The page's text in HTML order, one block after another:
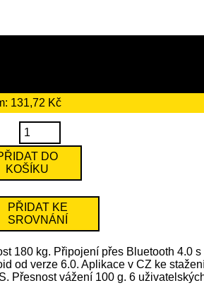
131,72 Kč
DO
KOŠÍKU
PŘIDAT KE
SROVNÁNÍ
180 kg. Připojení přes Bluetooth 4.0
od verze 6.0. Aplikace v CZ ke
Přesnost vážení 100 g. 6